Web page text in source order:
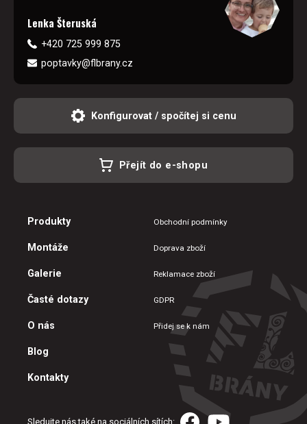
Lenka Šteruská
+420 725 999 875
poptavky@flbrany.cz
Konfigurovat / spočítej si cenu
Přejít do e-shopu
Produkty
Montáže
Galerie
Časté dotazy
O nás
Blog
Kontakty
Obchodní podmínky
Doprava zboží
Reklamace zboží
GDPR
Přidej se k nám
Sledujte nás také na sociálních sítích: